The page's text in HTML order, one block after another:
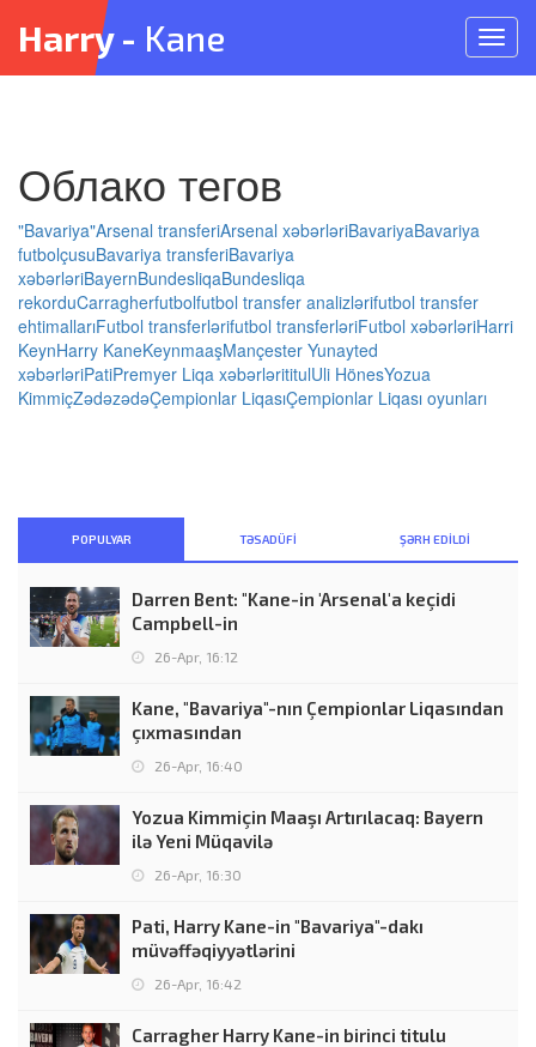
açın
Harry - Kane
Облако тегов
"Bavariya"Arsenal transferiArsenal xəbərləriBavariyaBavariya
futbolçusuBavariya transferiBavariya
xəbərləriBayernBundesliqaBundesliqa
rekorduCarragherfutbolfutbol transfer analizlərifutbol transfer
ehtimallarıFutbol transferlərifutbol transferləriFutbol xəbərləriHarri
KeynHarry KaneKeynmaaşMançester Yunayted
xəbərləriPatiPremyer Liqa xəbərlərititulUli HönesYozua
KimmiçZədəzədəÇempionlar LiqasıÇempionlar Liqası oyunları
POPULYAR TƏSADÜFI ŞƏRH EDILDI
Darren Bent: "Kane-in 'Arsenal'a keçidi
Campbell-in
26-Apr, 16:12
Kane, "Bavariya"-nın Çempionlar Liqasından
çıxmasından
26-Apr, 16:40
Yozua Kimmiçin Maaşı Artırılacaq: Bayern
ilə Yeni Müqavilə
26-Apr, 16:30
Pati, Harry Kane-in "Bavariya"-dakı
müvəffəqiyyətlərini
26-Apr, 16:42
Carragher Harry Kane-in birinci titulu